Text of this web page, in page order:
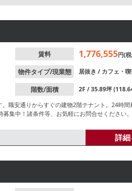
賃料 1,776,555円(
物件タイプ/現業態 居抜き / カフェ・
階数/面積
2F / 35.89坪
職安通りからすぐの建物2階テナント。24時
集中！諸条件等、お気軽にお問合せください。
詳